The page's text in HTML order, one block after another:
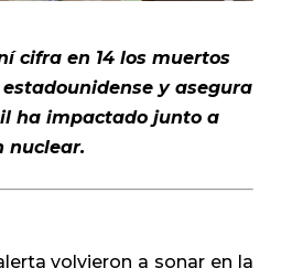
cifra en 14 los muertos
y asegura
ha impactado junto a
nuclear.
volvieron a sonar en la